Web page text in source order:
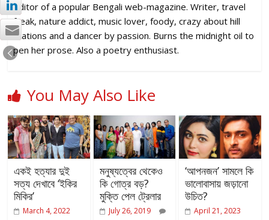
Editor of a popular Bengali web-magazine. Writer, travel
freak, nature addict, music lover, foody, crazy about hill
stations and a dancer by passion. Burns the midnight oil to
pen her prose. Also a poetry enthusiast.
You May Also Like
একই হত্যার দুই
সত্য দেখাবে ‘ইকির
মিকির’
March 4, 2022
মনুষ্যত্বের থেকেও
কি গোত্র বড়?
মুক্তি পেল ট্রেলার
July 26, 2019
‘আপনজন’ সামলে কি
ভালোবাসায় জড়ানো
উচিত?
April 21, 2023